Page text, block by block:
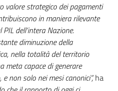
valore strategico dei pagamenti
in maniera rilevante
dell’intera Nazione.
diminuzione della
nella totalità del territorio
meta capace di generare
non solo nei mesi canonici”,ha